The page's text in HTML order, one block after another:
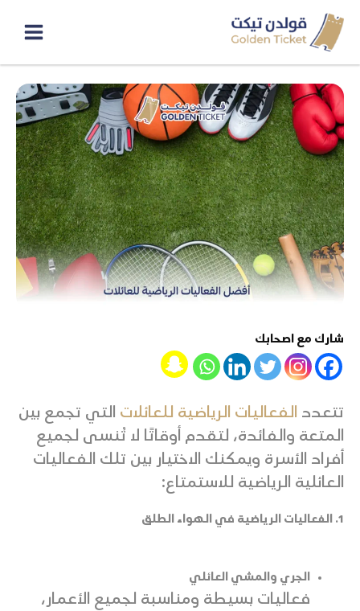
المحتوى
شارك مع اصحابك
تتعدد الفعاليات الرياضية للعائلات التي تجمع بين
المتعة والفائدة، لتقدم أوقاتًا لا تُنسى لجميع
أفراد الأسرة ويمكنك الاختيار بين تلك الفعاليات
العائلية الرياضية للاستمتاع:
1. الفعاليات الرياضية في الهواء الطلق
الجري والمشي العائلي
فعاليات بسيطة ومناسبة لجميع الأعمار،